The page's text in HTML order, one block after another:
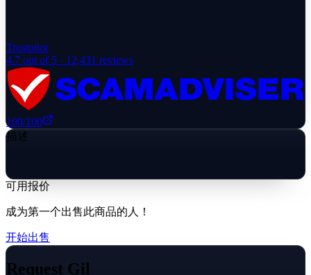
Trustpilot
4.7 out of 5 · 12,431 reviews
100/100
描述
可用报价
成为第一个出售此商品的人！
开始出售
Request Gil